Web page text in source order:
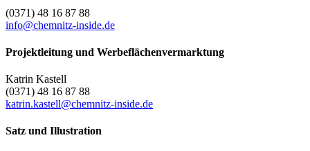
(0371) 48 16 87 88
info@chemnitz-inside.de
Projektleitung und Werbeflächenvermarktung
Katrin Kastell
(0371) 48 16 87 88
katrin.kastell@chemnitz-inside.de
Satz und Illustration